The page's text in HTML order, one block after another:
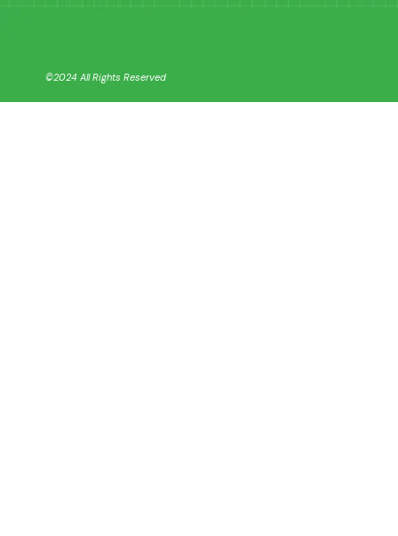
©2024 All Rights Reserved